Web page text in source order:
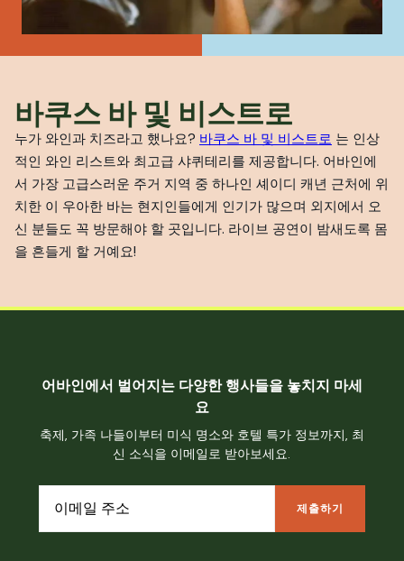
바쿠스 바 및 비스트로
누가 와인과 치즈라고 했나요? 바쿠스 바 및 비스트로 는 인상
적인 와인 리스트와 최고급 샤퀴테리를 제공합니다. 어바인에
서 가장 고급스러운 주거 지역 중 하나인 셰이디 캐년 근처에 위
치한 이 우아한 바는 현지인들에게 인기가 많으며 외지에서 오
신 분들도 꼭 방문해야 할 곳입니다. 라이브 공연이 밤새도록 몸
을 흔들게 할 거예요!
어바인에서 벌어지는 다양한 행사들을 놓치지 마세
요
축제, 가족 나들이부터 미식 명소와 호텔 특가 정보까지, 최
신 소식을 이메일로 받아보세요.